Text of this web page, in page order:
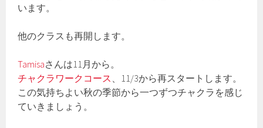
います。
他のクラスも再開します。
Tamisaさんは11月から。
チャクラワークコース 、11/3から再スタートします。
この気持ちよい秋の季節から一つずつチャクラを感じ
ていきましょう。